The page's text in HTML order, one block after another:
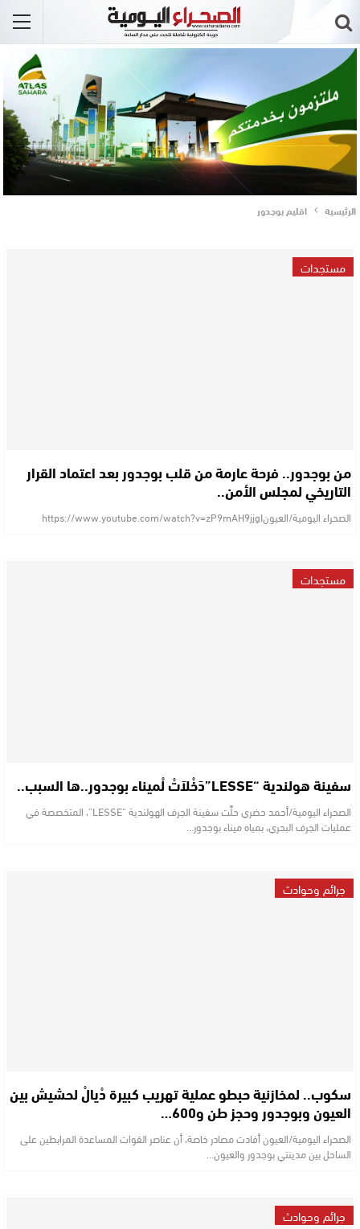
الرئيسية اقليم بوجدور
مستجدات
من بوجدور.. فرحة عارمة من قلب بوجدور بعد اعتماد القرار
التاريخي لمجلس الأمن..
الصحراء اليومية/العيونhttps://www.youtube.com/watch?v=zP9mAH9jjgI
مستجدات
سفينة هولندية “LESSE”دَخْلاَتْ لْميناء بوجدور..ها السبب..
الصحراء اليومية/أحمد حضري حلَّت سفينة الجرف الهولندية “LESSE”، المتخصصة في
عمليات الجرف البحري، بمياه ميناء بوجدور…
جرائم وحوادث
سكوب.. لمخازنية حبطو عملية تهريب كبيرة دْيالْ لحشيش بين
العيون وبوجدور وحجز طن و600…
الصحراء اليومية/العيون أفادت مصادر خاصة، أن عناصر القوات المساعدة المرابطين على
الساحل بين مدينتي بوجدور والعيون…
جرائم وحوادث